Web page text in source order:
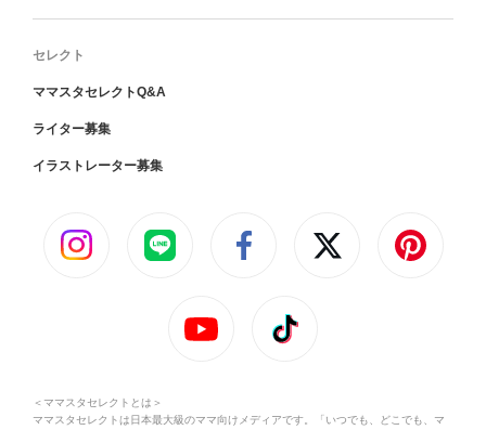
セレクト
ママスタセレクトQ&A
ライター募集
イラストレーター募集
＜ママスタセレクトとは＞
ママスタセレクトは日本最大級のママ向けメディアです。「いつでも、どこでも、マ